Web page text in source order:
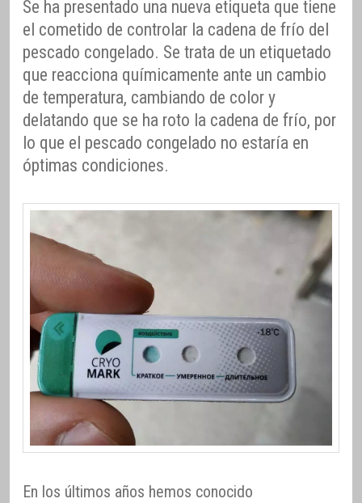
Se ha presentado una nueva etiqueta que tiene
el cometido de controlar la cadena de frío del
pescado congelado. Se trata de un etiquetado
que reacciona químicamente ante un cambio
de temperatura, cambiando de color y
delatando que se ha roto la cadena de frío, por
lo que el pescado congelado no estaría en
óptimas condiciones.
En los últimos años hemos conocido